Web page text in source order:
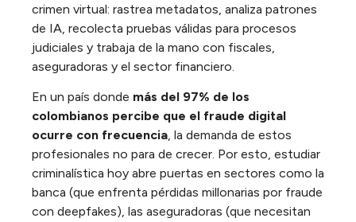
crimen virtual: rastrea metadatos, analiza patrones
de IA, recolecta pruebas válidas para procesos
judiciales y trabaja de la mano con fiscales,
aseguradoras y el sector financiero.
En un país donde más del 97% de los
colombianos percibe que el fraude digital
ocurre con frecuencia, la demanda de estos
profesionales no para de crecer. Por esto, estudiar
criminalística hoy abre puertas en sectores como la
banca (que enfrenta pérdidas millonarias por fraude
con deepfakes), las aseguradoras (que necesitan